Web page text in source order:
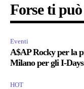
Forse ti
Eventi
A$AP Rocky per la
Milano per gli I-Days
HOT